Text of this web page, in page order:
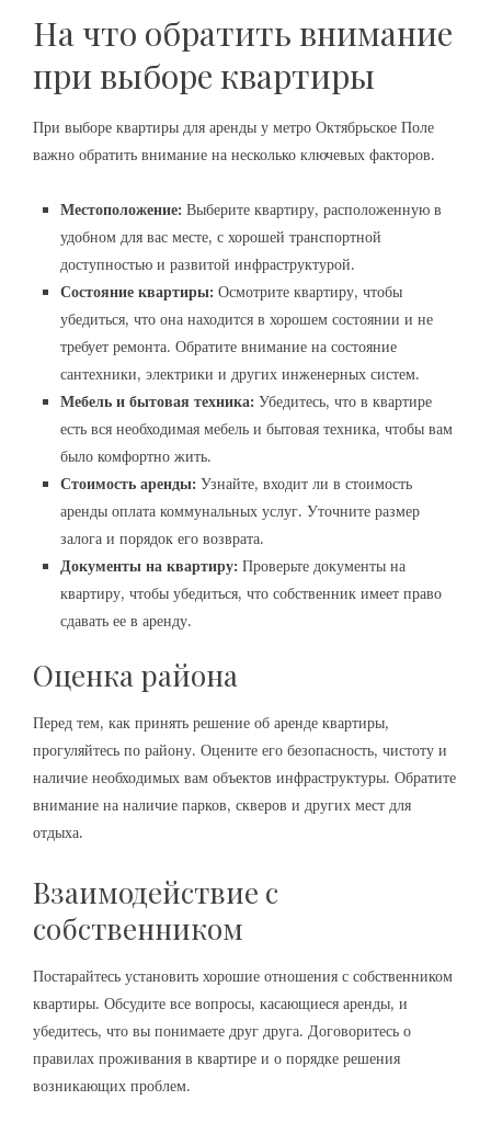
На что обратить внимание
при выборе квартиры
При выборе квартиры для аренды у метро Октябрьское Поле
важно обратить внимание на несколько ключевых факторов.
Местоположение: Выберите квартиру, расположенную в
удобном для вас месте, с хорошей транспортной
доступностью и развитой инфраструктурой.
Состояние квартиры: Осмотрите квартиру, чтобы
убедиться, что она находится в хорошем состоянии и не
требует ремонта. Обратите внимание на состояние
сантехники, электрики и других инженерных систем.
Мебель и бытовая техника: Убедитесь, что в квартире
есть вся необходимая мебель и бытовая техника, чтобы вам
было комфортно жить.
Стоимость аренды: Узнайте, входит ли в стоимость
аренды оплата коммунальных услуг. Уточните размер
залога и порядок его возврата.
Документы на квартиру: Проверьте документы на
квартиру, чтобы убедиться, что собственник имеет право
сдавать ее в аренду.
Оценка района
Перед тем, как принять решение об аренде квартиры,
прогуляйтесь по району. Оцените его безопасность, чистоту и
наличие необходимых вам объектов инфраструктуры. Обратите
внимание на наличие парков, скверов и других мест для
отдыха.
Взаимодействие с
собственником
Постарайтесь установить хорошие отношения с собственником
квартиры. Обсудите все вопросы, касающиеся аренды, и
убедитесь, что вы понимаете друг друга. Договоритесь о
правилах проживания в квартире и о порядке решения
возникающих проблем.